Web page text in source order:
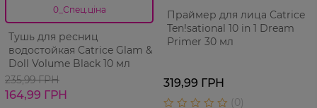
0_Спец.ціна
Тушь для ресниц
водостойкая Catrice Glam &
Doll Volume Black 10 мл
235,99 ГРН
164,99 ГРН
Праймер для лица Catrice
Ten!sational 10 in 1 Dream
Primer 30 мл
319,99 ГРН